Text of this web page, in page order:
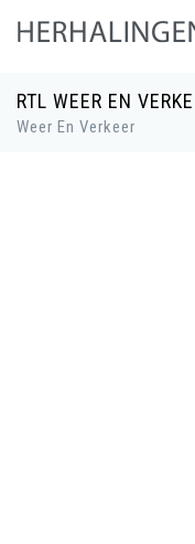
RTL WEER EN
Weer En Verkeer